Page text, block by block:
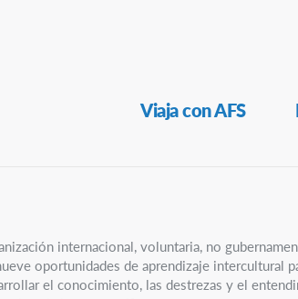
Viaja con AFS
internacional, voluntaria, no
oportunidades de aprendizaje intercultural
el conocimiento, las destrezas y el